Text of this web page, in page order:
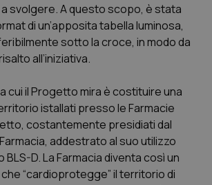
Pediatria
& impianti
svolgere. A questo scopo, è stata
di un’apposita tabella luminosa,
sotto la croce, in modo da
all’iniziativa.
cui il Progetto mira è costituire una
istallati presso le Farmacie
costantemente presidiati dal
addestrato al suo utilizzo
D. La Farmacia diventa così un
“cardioprotegge” il territorio di